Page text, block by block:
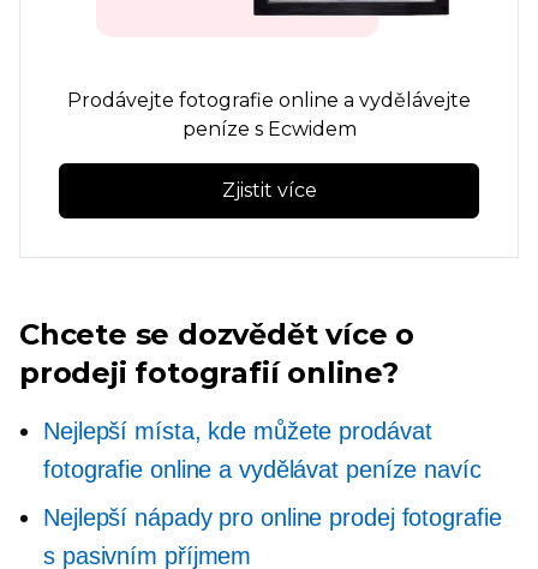
Prodávejte fotografie online a vydělávejte
peníze s Ecwidem
Zjistit více
Chcete se dozvědět více o
prodeji fotografií online?
Nejlepší místa, kde můžete prodávat
fotografie online a vydělávat peníze navíc
Nejlepší nápady pro online prodej fotografie
s pasivním příjmem